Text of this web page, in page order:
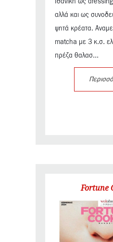
αλλά και ως
ψητά κρέατα.
matcha με 3 κ.σ.
πρέζα θαλασ...
Fortune